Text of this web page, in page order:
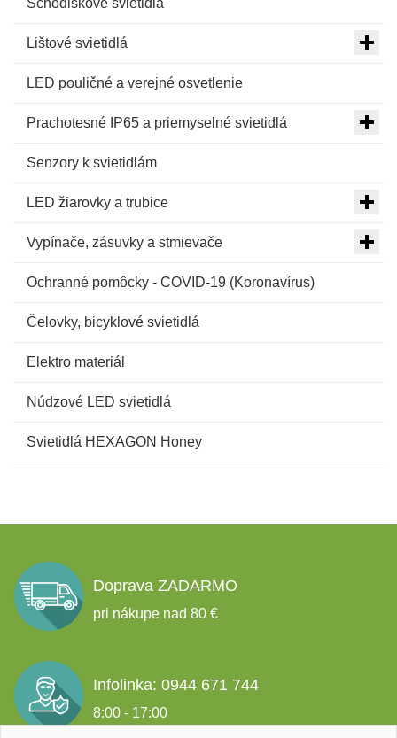
Schodiskové svietidlá
Lištové svietidlá
LED pouličné a verejné osvetlenie
Prachotesné IP65 a priemyselné svietidlá
Senzory k svietidlám
LED žiarovky a trubice
Vypínače, zásuvky a stmievače
Ochranné pomôcky - COVID-19 (Koronavírus)
Čelovky, bicyklové svietidlá
Elektro materiál
Núdzové LED svietidlá
Svietidlá HEXAGON Honey
Doprava ZADARMO
pri nákupe nad 80 €
Infolinka: 0944 671 744
8:00 - 17:00